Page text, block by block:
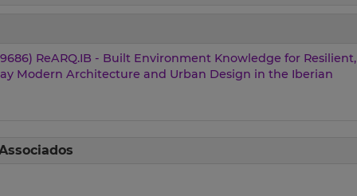
ReARQ.IB - Built Environment Knowledge for Resilient,
Modern Architecture and Urban Design in the Iberian